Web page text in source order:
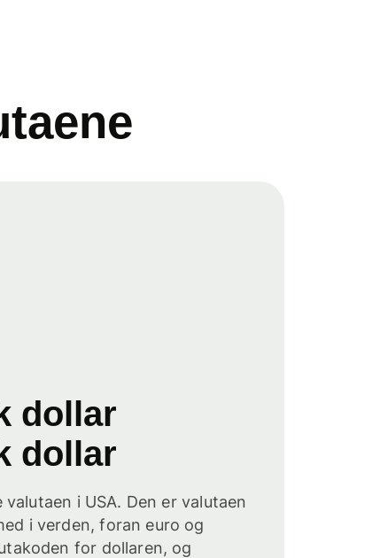
dollar
dollar
i USA. Den er valutaen
i verden, foran euro og
for dollaren, og